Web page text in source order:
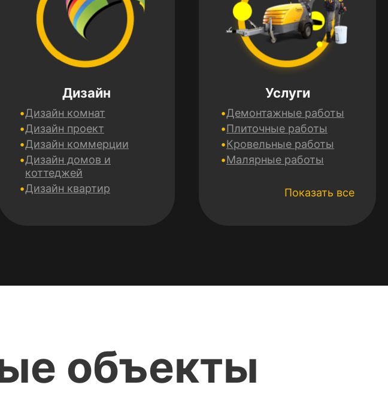
Дизайн
Дизайн комнат
Дизайн проект
Дизайн коммерции
Дизайн домов и
коттеджей
Дизайн квартир
Услуги
Демонтажные работы
Плиточные работы
Кровельные работы
Малярные работы
потолка
Авторский надзор
Показать все
объекты